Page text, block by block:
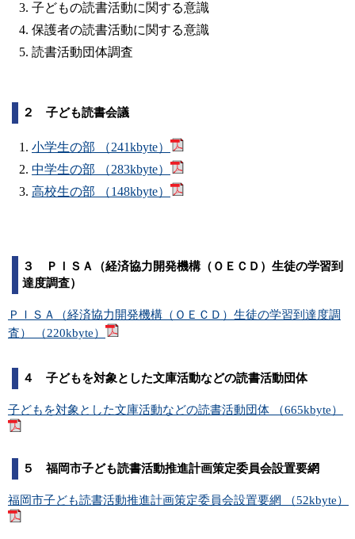
子どもの読書活動に関する意識
保護者の読書活動に関する意識
読書活動団体調査
２ 子ども読書会議
小学生の部 （241kbyte）
中学生の部 （283kbyte）
高校生の部 （148kbyte）
３ ＰＩＳＡ（経済協力開発機構（ＯＥＣＤ）生徒の学習到
達度調査）
ＰＩＳＡ（経済協力開発機構（ＯＥＣＤ）生徒の学習到達度調
査） （220kbyte）
４ 子どもを対象とした文庫活動などの読書活動団体
子どもを対象とした文庫活動などの読書活動団体 （665kbyte）
５ 福岡市子ども読書活動推進計画策定委員会設置要網
福岡市子ども読書活動推進計画策定委員会設置要網 （52kbyte）